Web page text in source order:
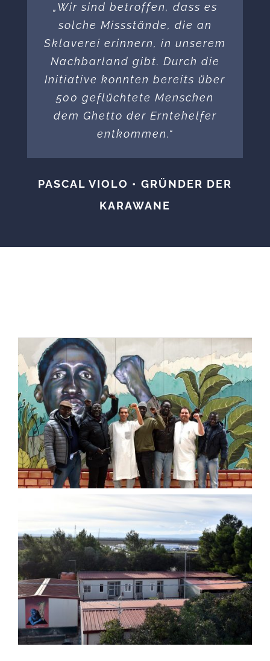
„Wir sind betroffen, dass es
solche Missstände, die an
Sklaverei erinnern, in unserem
Nachbarland gibt. Durch die
Initiative konnten bereits über
500 geflüchtete Menschen
dem Ghetto der Erntehelfer
entkommen.“
PASCAL VIOLO • GRÜNDER DER
KARAWANE